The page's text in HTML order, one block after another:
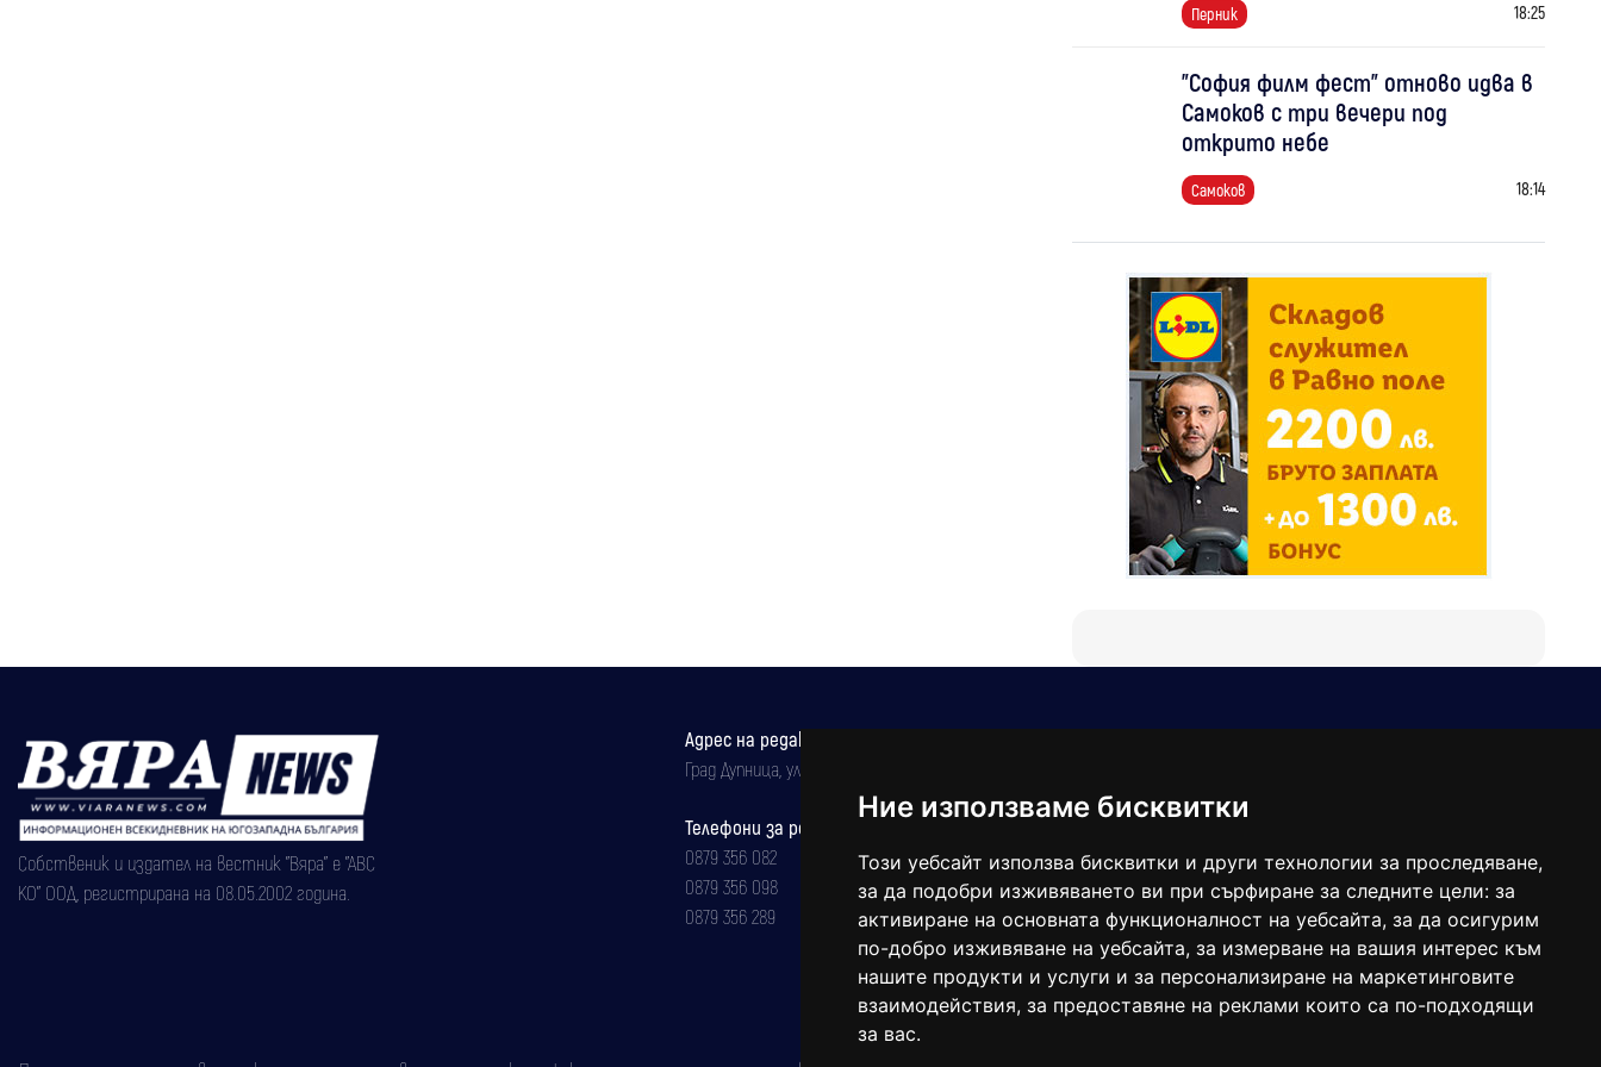
Ние използваме бисквитки
Този уебсайт използва бисквитки и други технологии за проследяване,
за да подобри изживяването ви при сърфиране за следните цели: за
активиране на основната функционалност на уебсайта, за да осигурим
по-добро изживяване на уебсайта, за измерване на вашия интерес към
нашите продукти и услуги и за персонализиране на маркетинговите
взаимодействия, за предоставяне на реклами които са по-подходящи
за вас.
Перник 18:25
"София филм фест" отново идва в
Самоков с три вечери под
открито небе
Самоков 18:14
Собственик и издател на вестник "Вяра" е "АВС
КО" ООД, регистрирана на 08.05.2002 година.
Адрес на редакцията
Град Дупница, ул.''Христо Ботев" 43
Телефони за реклама и абонаменти
0879 356 082
0879 356 098
0879 356 289
balgarkanews@gmail.com